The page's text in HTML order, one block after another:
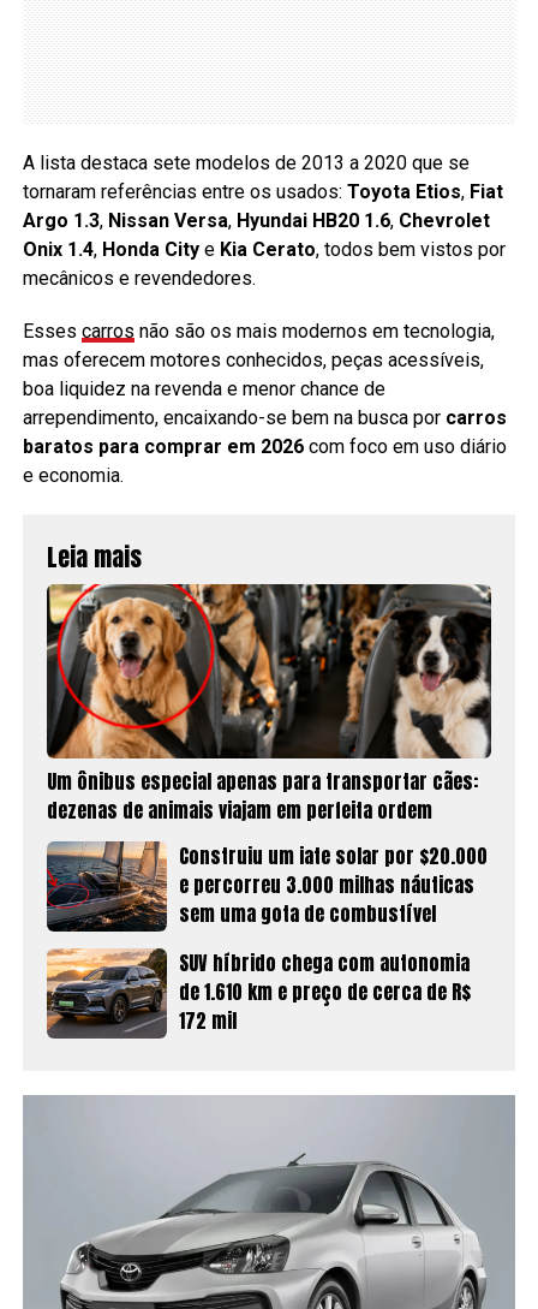
A lista destaca sete modelos de 2013 a 2020 que se
tornaram referências entre os usados: Toyota Etios, Fiat
Argo 1.3, Nissan Versa, Hyundai HB20 1.6, Chevrolet
Onix 1.4, Honda Citye Kia Cerato, todos bem vistos por
mecânicos e revendedores.
Esses carros não são os mais modernos em tecnologia,
mas oferecem motores conhecidos, peças acessíveis,
boa liquidez na revenda e menor chance de
arrependimento, encaixando-se bem na busca por carros
baratos para comprar em 2026com foco em uso diário
e economia.
Leia mais
Um ônibus especial apenas para transportar cães:
dezenas de animais viajam em perfeita ordem
Construiu um iate solar por $20.000
e percorreu 3.000 milhas náuticas
sem uma gota de combustível
SUV híbrido chega com autonomia
de 1.610 km e preço de cerca de R$
172 mil